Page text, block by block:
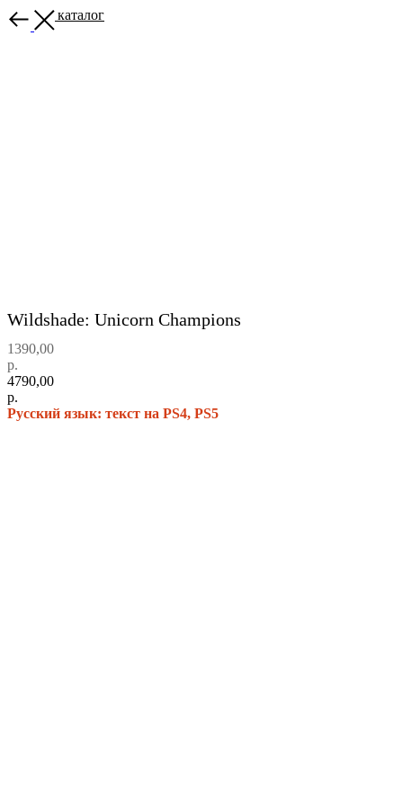
Назад в каталог
Wildshade: Unicorn Champions
1390,00
р.
4790,00
р.
Русский язык: текст на PS4, PS5